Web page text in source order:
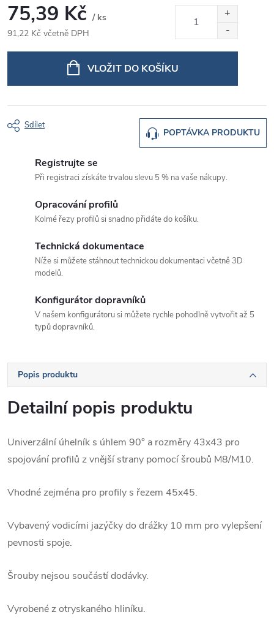
75,39 Kč / ks
91,22 Kč včetně DPH
VLOŽIT DO KOŠÍKU
POPTÁVKA PRODUKTU
Sdílet
Registrujte se
Při registraci získáte trvalou slevu 5 % na vaše nákupy.
Opracování profilů
Kolmé řezy profilů si snadno přidáte do košíku.
Technická dokumentace
Níže si můžete stáhnout technickou dokumentaci včetně 3D
modelů.
Konfigurátor dopravníků
V našem konfigurátoru si můžete rychle pohodlně vytvořit až 5
typů dopravníků.
Popis produktu
Detailní popis produktu
Univerzální úhelník s úhlem 90° a rozměry 43x43 pro
spojování profilů z vnější strany pomocí šroubů M8/M10.
Vhodné zejména pro profily s řezem 45x45.
Vybavený vodicími jazýčky do drážky 10 mm pro vylepšení
pevnosti spoje.
Šrouby nejsou součástí dodávky.
Vyrobené z otryskaného hliníku.